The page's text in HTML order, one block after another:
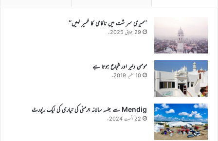
’’میری سر شت میں ناکامی کا خمیر نہیں‘‘
29 جولائی 2025ء
مومن دلیر اور شجاع ہوتا ہے
10 ستمبر 2019ء
Mendig سے جلسہ سالانہ جرمنی کی تیاری کی ایک رپورٹ
22 اگست 2024ء